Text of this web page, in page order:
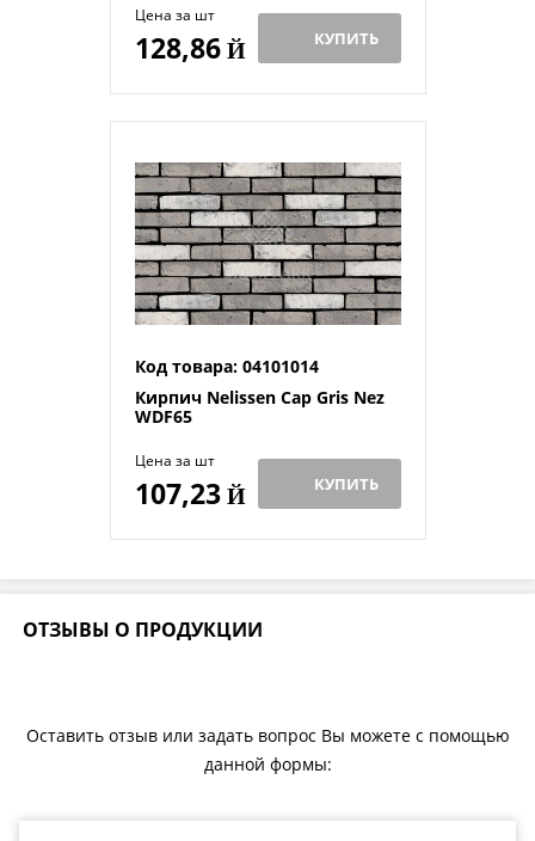
Цена за шт
128,86Й КУПИТЬ
Код товара: 04101014
Кирпич Nelissen Cap Gris Nez
WDF65
Цена за шт
107,23Й КУПИТЬ
ОТЗЫВЫ О ПРОДУКЦИИ
Оставить отзыв или задать вопрос Вы можете с помощью
данной формы: